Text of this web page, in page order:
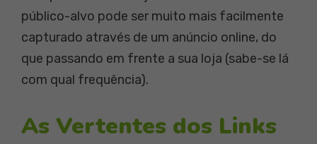
público-alvo pode ser muito mais facilmente
capturado através de um anúncio online, do
que passando em frente a sua loja (sabe-se lá
com qual frequência).
As Vertentes dos Links